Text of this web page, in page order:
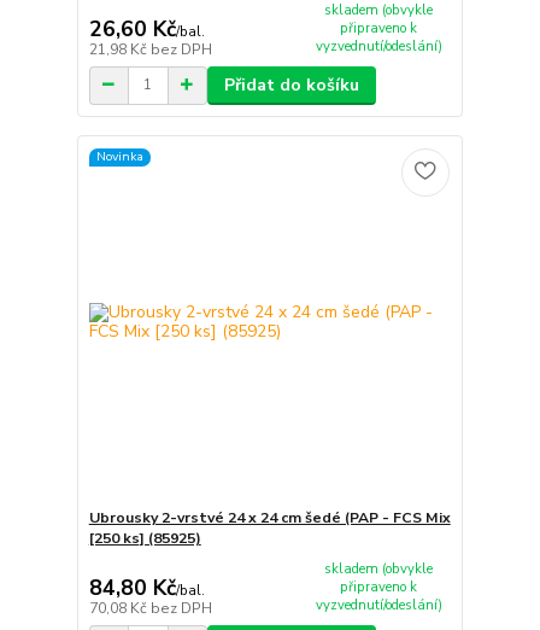
26,60 Kč/bal.
21,98 Kč bez DPH
skladem (obvykle
připraveno k
vyzvednutí/odeslání)
Přidat do košíku
Novinka
Ubrousky 2-vrstvé 24 x 24 cm šedé (PAP - FCS Mix
[250 ks] (85925)
84,80 Kč/bal.
70,08 Kč bez DPH
skladem (obvykle
připraveno k
vyzvednutí/odeslání)